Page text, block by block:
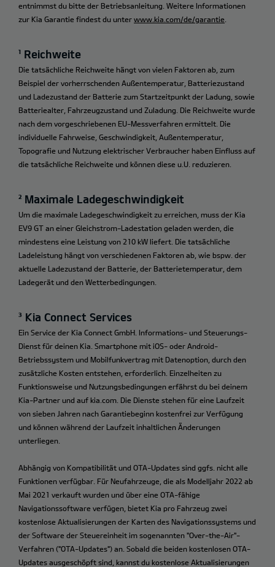
entnimmst du bitte der Betriebsanleitung. Weitere Informationen
zur Kia Garantie findest du unter www.kia.com/de/garantie
¹ Reichweite
Die tatsächliche Reichweite hängt von vielen Faktoren ab, zum
Beispiel der vorherrschenden Außentemperatur, Batteriezustand
und Ladezustand der Batterie zum Startzeitpunkt der Ladung, sowie
Batteriealter, Fahrzeugzustand und Zuladung. Die Reichweite wurde
nach dem vorgeschriebenen EU-Messverfahren ermittelt. Die
individuelle Fahrweise, Geschwindigkeit, Außentemperatur,
Topografie und Nutzung elektrischer Verbraucher haben Einfluss auf
die tatsächliche Reichweite und können diese u.U. reduzieren.
² Maximale Ladegeschwindigkeit
Um die maximale Ladegeschwindigkeit zu erreichen, muss der Kia
EV9 GT an einer Gleichstrom-Ladestation geladen werden, die
mindestens eine Leistung von 210 kW liefert. Die tatsächliche
Ladeleistung hängt von verschiedenen Faktoren ab, wie bspw. der
aktuelle Ladezustand der Batterie, der Batterietemperatur, dem
Ladegerät und den Wetterbedingungen.
³ Kia Connect Services
Ein Service der Kia Connect GmbH. Informations- und Steuerungs-
Dienst für deinen Kia. Smartphone mit iOS- oder Android-
Betriebssystem und Mobilfunkvertrag mit Datenoption, durch den
zusätzliche Kosten entstehen, erforderlich. Einzelheiten zu
Funktionsweise und Nutzungsbedingungen erfährst du bei deinem
Kia-Partner und auf kia.com. Die Dienste stehen für eine Laufzeit
von sieben Jahren nach Garantiebeginn kostenfrei zur Verfügung
und können während der Laufzeit inhaltlichen Änderungen
unterliegen.
Abhängig von Kompatibilität und OTA-Updates sind ggfs. nicht alle
Funktionen verfügbar. Für Neufahrzeuge, die als Modelljahr 2022 ab
Mai 2021 verkauft wurden und über eine OTA-fähige
Navigationssoftware verfügen, bietet Kia pro Fahrzeug zwei
kostenlose Aktualisierungen der Karten des Navigationssystems und
der Software der Steuereinheit im sogenannten "Over-the-Air"-
Verfahren ("OTA-Updates") an. Sobald die beiden kostenlosen OTA-
Updates ausgeschöpft sind, kannst du kostenlose Aktualisierungen